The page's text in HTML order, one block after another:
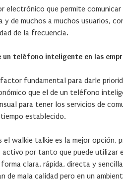
electrónico que permite comunicar
y de muchos a muchos usuarios,
de la frecuencia.
teléfono inteligente en las
fundamental para darle
que el de un teléfono
para tener los servicios de
establecido.
el walkie talkie es la mejor opción,
por tanto que puede utilizar
clara, rápida, directa y
de mala calidad pero en un